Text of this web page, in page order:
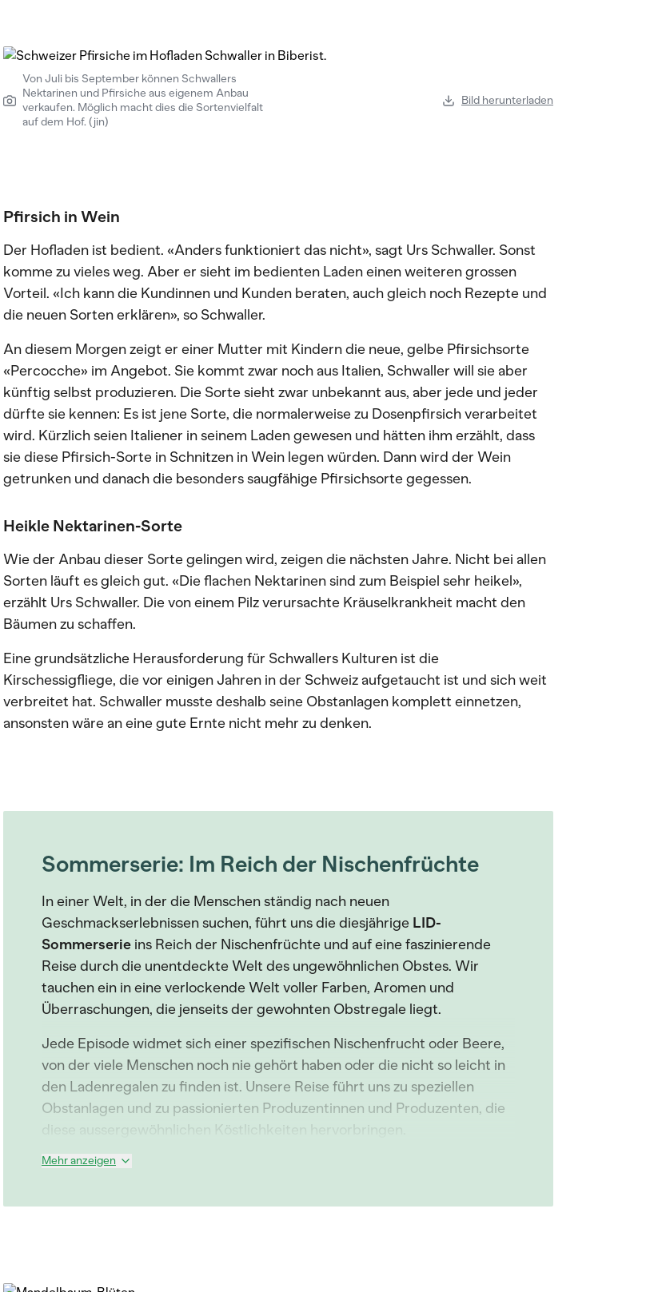
Von Juli bis September können Schwallers
Nektarinen und Pfirsiche aus eigenem Anbau
verkaufen. Möglich macht dies die Sortenvielfalt
auf dem Hof. (jin)
Bild herunterladen
Pfirsich in Wein
Der Hofladen ist bedient. «Anders funktioniert das nicht», sagt Urs Schwaller. Sonst
komme zu vieles weg. Aber er sieht im bedienten Laden einen weiteren grossen
Vorteil. «Ich kann die Kundinnen und Kunden beraten, auch gleich noch Rezepte und
die neuen Sorten erklären», so Schwaller.
An diesem Morgen zeigt er einer Mutter mit Kindern die neue, gelbe Pfirsichsorte
«Percocche» im Angebot. Sie kommt zwar noch aus Italien, Schwaller will sie aber
künftig selbst produzieren. Die Sorte sieht zwar unbekannt aus, aber jede und jeder
dürfte sie kennen: Es ist jene Sorte, die normalerweise zu Dosenpfirsich verarbeitet
wird. Kürzlich seien Italiener in seinem Laden gewesen und hätten ihm erzählt, dass
sie diese Pfirsich-Sorte in Schnitzen in Wein legen würden. Dann wird der Wein
getrunken und danach die besonders saugfähige Pfirsichsorte gegessen.
Heikle Nektarinen-Sorte
Wie der Anbau dieser Sorte gelingen wird, zeigen die nächsten Jahre. Nicht bei allen
Sorten läuft es gleich gut. «Die flachen Nektarinen sind zum Beispiel sehr heikel»,
erzählt Urs Schwaller. Die von einem Pilz verursachte Kräuselkrankheit macht den
Bäumen zu schaffen.
Eine grundsätzliche Herausforderung für Schwallers Kulturen ist die
Kirschessigfliege, die vor einigen Jahren in der Schweiz aufgetaucht ist und sich weit
verbreitet hat. Schwaller musste deshalb seine Obstanlagen komplett einnetzen,
ansonsten wäre an eine gute Ernte nicht mehr zu denken.
Sommerserie: Im Reich der Nischenfrüchte
In einer Welt, in der die Menschen ständig nach neuen
Geschmackserlebnissen suchen, führt uns die diesjährige LID-
Sommerserie ins Reich der Nischenfrüchte und auf eine faszinierende
Reise durch die unentdeckte Welt des ungewöhnlichen Obstes. Wir
tauchen ein in eine verlockende Welt voller Farben, Aromen und
Überraschungen, die jenseits der gewohnten Obstregale liegt.
Jede Episode widmet sich einer spezifischen Nischenfrucht oder Beere,
von der viele Menschen noch nie gehört haben oder die nicht so leicht in
den Ladenregalen zu finden ist. Unsere Reise führt uns zu speziellen
Obstanlagen und zu passionierten Produzentinnen und Produzenten, die
diese aussergewöhnlichen Köstlichkeiten hervorbringen.
Mehr anzeigen